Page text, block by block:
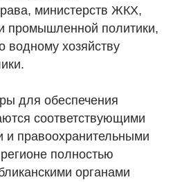
министерств ЖКХ,
промышленной политики,
водному хозяйству
для обеспечения
соответствующими
и правоохранительными
полностью
органами